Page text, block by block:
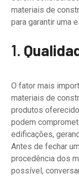
materiais de
para garantir uma
1.
O fator mais
materiais de
produtos
podem
edificações,
Antes de fechar
procedência dos
possível,